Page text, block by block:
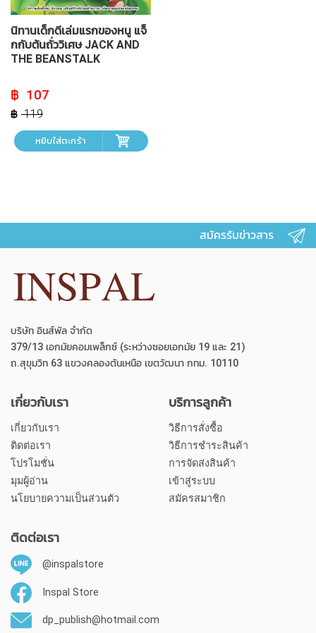
นิทานเด็กดีเล่มแรกของหนู แจ็
กกับต้นถั่ววิเศษ JACK AND
THE BEANSTALK
119
Original
price
was:
฿ 119.
107
Current
price
is:
฿ 107.
หยิบใส่ตะกร้า
สมัครรับข่าวสาร
บริษัท อินส์พัล จำกัด
379/13 เอกมัยคอมเพล็กซ์ (ระหว่างซอยเอกมัย 19 และ 21)
ถ.สุขุมวิท 63 แขวงคลองตันเหนือ เขตวัฒนา กทม. 10110
เกี่ยวกับเรา
เกี่ยวกับเรา
ติดต่อเรา
โปรโมชั่น
มุมผู้อ่าน
นโยบายความเป็นส่วนตัว
บริการลูกค้า
วิธีการสั่งซื้อ
วิธีการชำระสินค้า
การจัดส่งสินค้า
เข้าสู่ระบบ
สมัครสมาชิก
ติดต่อเรา
@inspalstore
Inspal Store
dp_publish@hotmail.com